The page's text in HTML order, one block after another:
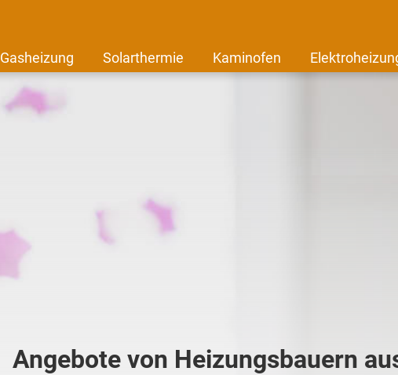
Gasheizung Solarthermie Kaminofen
Angebote von Heizungsbauern